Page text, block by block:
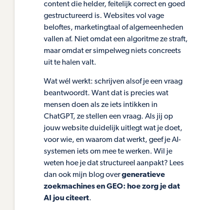
content die helder, feitelijk correct en goed
gestructureerd is. Websites vol vage
beloftes, marketingtaal of algemeenheden
vallen af. Niet omdat een algoritme ze straft,
maar omdat er simpelweg niets concreets
uit te halen valt.
Wat wél werkt: schrijven alsof je een vraag
beantwoordt. Want dat is precies wat
mensen doen als ze iets intikken in
ChatGPT, ze stellen een vraag. Als jij op
jouw website duidelijk uitlegt wat je doet,
voor wie, en waarom dat werkt, geef je AI-
systemen iets om mee te werken. Wil je
weten hoe je dat structureel aanpakt? Lees
dan ook mijn blog overgeneratieve
zoekmachines en GEO: hoe zorg je dat
AI jou citeert.